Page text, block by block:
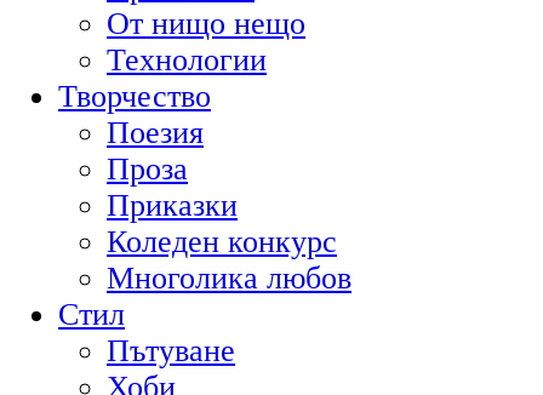
От нищо нещо
Технологии
Творчество
Поезия
Проза
Приказки
Коледен конкурс
Многолика любов
Стил
Пътуване
Хоби